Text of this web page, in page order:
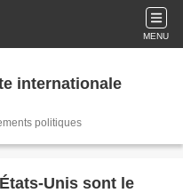
MENU
internationale
politiques
Unis sont le